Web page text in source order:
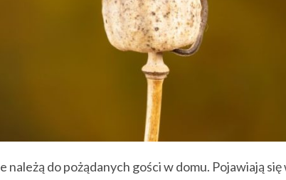
do pożądanych gości w domu. Pojawiają się